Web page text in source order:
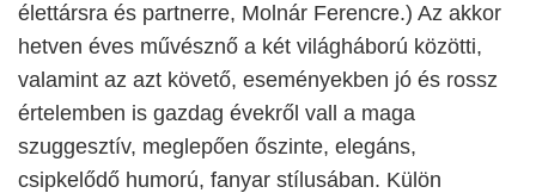
élettársra és partnerre, Molnár Ferencre.) Az akkor
hetven éves művésznő a két világháború közötti,
valamint az azt követő, eseményekben jó és rossz
értelemben is gazdag évekről vall a maga
szuggesztív, meglepően őszinte, elegáns,
csipkelődő humorú, fanyar stílusában. Külön